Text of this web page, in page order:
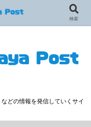
どの情報を発信していくサイ
検索